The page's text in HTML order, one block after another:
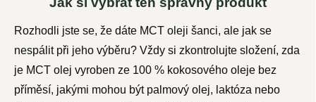
Rozhodli jste se, že dáte MCT oleji šanci, ale jak se
nespálit při jeho výběru? Vždy si zkontrolujte složení, zda
je MCT olej vyroben ze 100 % kokosového oleje bez
příměsí, jakými mohou být palmový olej, laktóza nebo